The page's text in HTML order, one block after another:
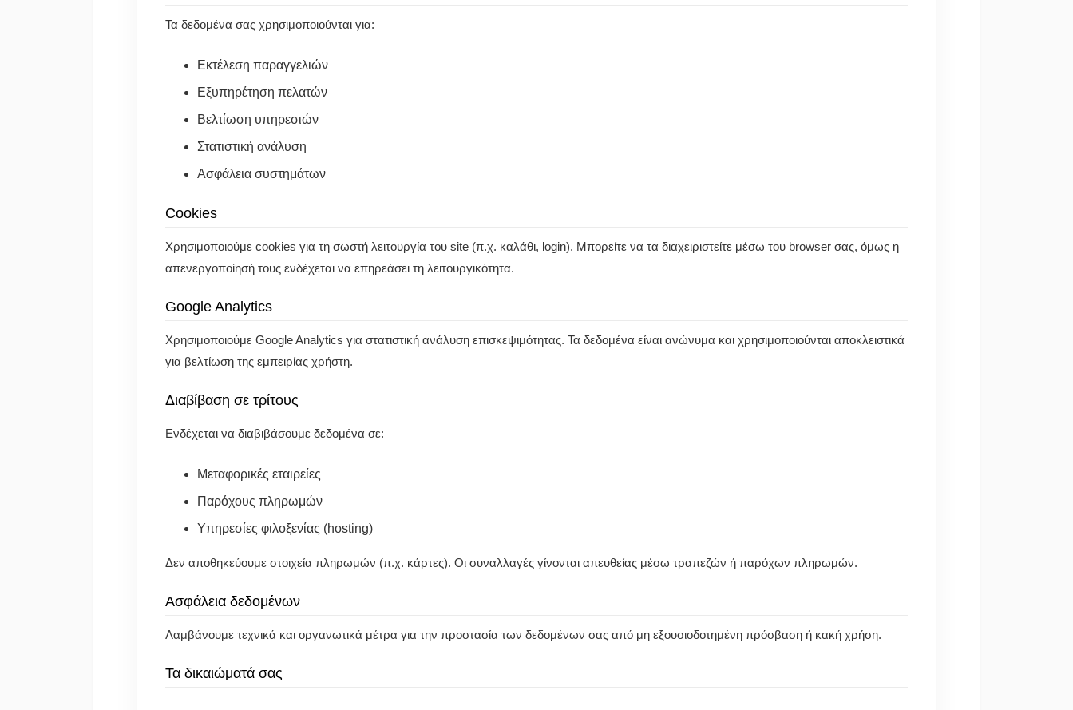
Τα δεδομένα σας χρησιμοποιούνται για:
Εκτέλεση παραγγελιών
Εξυπηρέτηση πελατών
Βελτίωση υπηρεσιών
Στατιστική ανάλυση
Ασφάλεια συστημάτων
Cookies
Χρησιμοποιούμε cookies για τη σωστή λειτουργία του site (π.χ. καλάθι, login). Μπορείτε να τα διαχειριστείτε μέσω του browser σας, όμως η
απενεργοποίησή τους ενδέχεται να επηρεάσει τη λειτουργικότητα.
Google Analytics
Χρησιμοποιούμε Google Analytics για στατιστική ανάλυση επισκεψιμότητας. Τα δεδομένα είναι ανώνυμα και χρησιμοποιούνται αποκλειστικά
για βελτίωση της εμπειρίας χρήστη.
Διαβίβαση σε τρίτους
Ενδέχεται να διαβιβάσουμε δεδομένα σε:
Μεταφορικές εταιρείες
Παρόχους πληρωμών
Υπηρεσίες φιλοξενίας (hosting)
Δεν αποθηκεύουμε στοιχεία πληρωμών (π.χ. κάρτες). Οι συναλλαγές γίνονται απευθείας μέσω τραπεζών ή παρόχων πληρωμών.
Ασφάλεια δεδομένων
Λαμβάνουμε τεχνικά και οργανωτικά μέτρα για την προστασία των δεδομένων σας από μη εξουσιοδοτημένη πρόσβαση ή κακή χρήση.
Τα δικαιώματά σας